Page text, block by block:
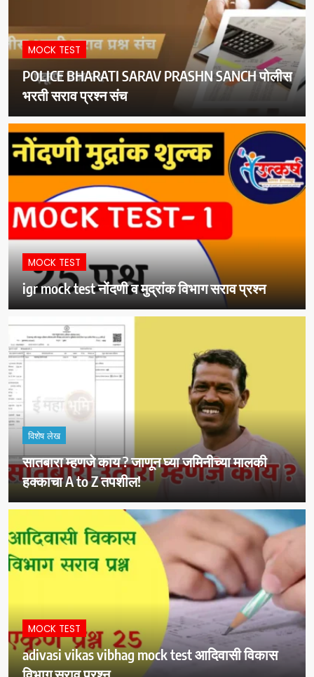
MOCK TEST
POLICE BHARATI SARAV PRASHN SANCH पोलीस
भरती सराव प्रश्न संच
MOCK TEST
igr mock test नोंदणी व मुद्रांक विभाग सराव प्रश्न
विशेष लेख
सातबारा म्हणजे काय ? जाणून घ्या जमिनीच्या मालकी
हक्काचा A to Z तपशील!
MOCK TEST
adivasi vikas vibhag mock test आदिवासी विकास